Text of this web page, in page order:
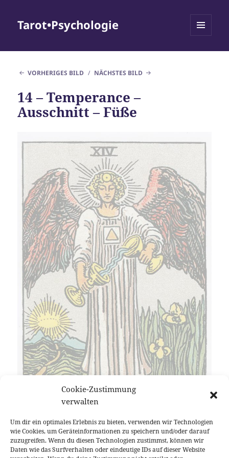
Cookie-Zustimmung
verwalten
Um dir ein optimales Erlebnis zu bieten, verwenden wir Technologien
wie Cookies, um Geräteinformationen zu speichern und/oder darauf
zuzugreifen. Wenn du diesen Technologien zustimmst, können wir
Daten wie das Surfverhalten oder eindeutige IDs auf dieser Website
Tarot•Psychologie
VORHERIGES BILD
NÄCHSTES BILD
14 – Temperance –
Ausschnitt – Füße